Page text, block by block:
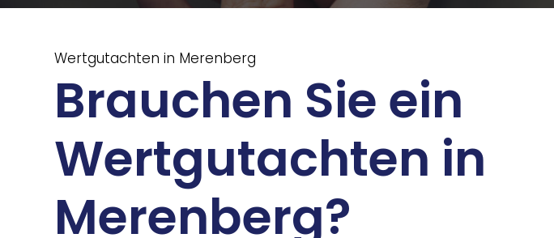
Wertgutachten in Merenberg
Brauchen Sie ein
Wertgutachten in
Merenberg?